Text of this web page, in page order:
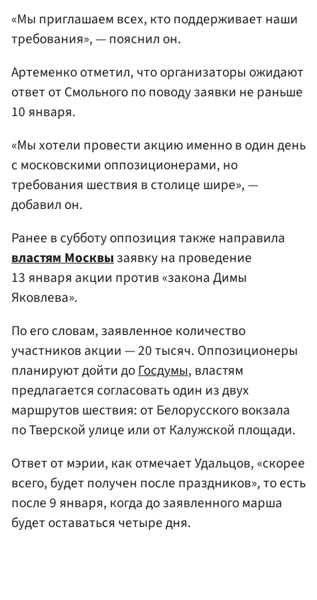
«Мы приглашаем всех, кто поддерживает наши
требования», — пояснил он.
Артеменко отметил, что организаторы ожидают
ответ от Смольного по поводу заявки не раньше
10 января.
«Мы хотели провести акцию именно в один день
с московскими оппозиционерами, но
требования шествия в столице шире», —
добавил он.
Ранее в субботу оппозиция также направила
властям Москвызаявку на проведение
13 января акции против «закона Димы
Яковлева».
По его словам, заявленное количество
участников акции — 20 тысяч. Оппозиционеры
планируют дойти доГосдумы, властям
предлагается согласовать один из двух
маршрутов шествия: от Белорусского вокзала
по Тверской улице или от Калужской площади.
Ответ от мэрии, как отмечает Удальцов, «скорее
всего, будет получен после праздников», то есть
после 9 января, когда до заявленного марша
будет оставаться четыре дня.